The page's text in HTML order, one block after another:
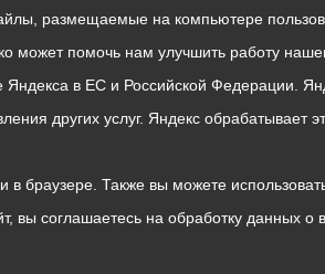
размещаемые на компьютере
помочь нам улучшить работу
в ЕС и Российской Федерации.
других услуг. Яндекс
в браузере. Также вы можете
вы соглашаетесь на обработку данных